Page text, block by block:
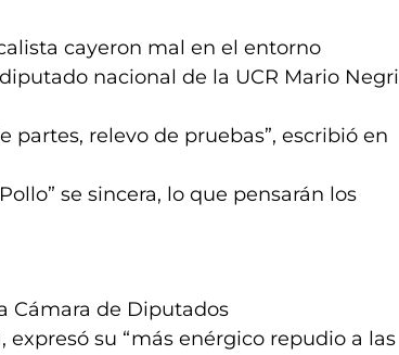
cayeron mal en el entorno
nacional de la UCR Mario Negri
partes, relevo de pruebas”, escribió en
se sincera, lo que pensarán los
Cámara de Diputados
expresó su “más enérgico repudio a las